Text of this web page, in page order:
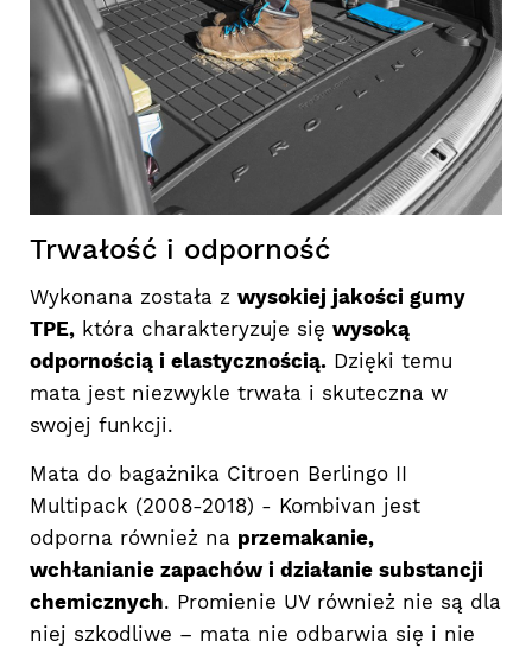
Trwałość i odporność
Wykonana została z wysokiej jakości gumy
TPE, która charakteryzuje się wysoką
odpornością i elastycznością. Dzięki temu
mata jest niezwykle trwała i skuteczna w
swojej funkcji.
Mata do bagażnika Citroen Berlingo II
Multipack (2008-2018) - Kombivan jest
odporna również na przemakanie,
wchłanianie zapachów i działanie substancji
chemicznych. Promienie UV również nie są dla
niej szkodliwe – mata nie odbarwia się i nie